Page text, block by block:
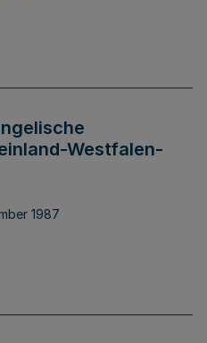
Westfalen-
1987